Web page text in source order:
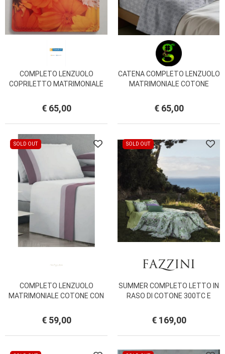
COMPLETO LENZUOLO
COPRILETTO MATRIMONIALE
€ 65,00
CATENA COMPLETO LENZUOLO
MATRIMONIALE COTONE
€ 65,00
SOLD OUT
COMPLETO LENZUOLO
MATRIMONIALE COTONE CON
€ 59,00
SOLD OUT
SUMMER COMPLETO LETTO IN
RASO DI COTONE 300TC E
€ 169,00